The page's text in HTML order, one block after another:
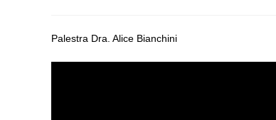
Palestra Dra. Alice Bianchini